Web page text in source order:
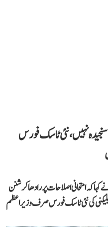
نہیں، نئی ٹاسک فورس
کہ امتحانی اصلاحات پر رادھاکرشنن
کی نئی ٹاسک فورس صرف وزیر اعظم